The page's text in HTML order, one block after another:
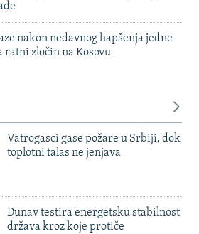
nakon nedavnog hapšenja jedne
ratni zločin na Kosovu
Vatrogasci gase požare u Srbiji, dok
toplotni talas ne jenjava
Dunav testira energetsku stabilnost
država kroz koje protiče